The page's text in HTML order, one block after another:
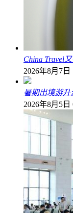
China Travel
2026年8月7日
暑期出境游
2026年8月5日